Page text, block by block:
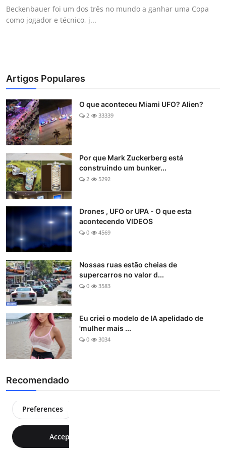
Beckenbauer foi um dos três no mundo a ganhar uma Copa
como jogador e técnico, j...
Artigos Populares
O que aconteceu Miami UFO? Alien?
2 33339
Por que Mark Zuckerberg está
construindo um bunker...
2 5292
Drones , UFO or UPA - O que esta
acontecendo VIDEOS
0 4569
Nossas ruas estão cheias de
supercarros no valor d...
0 3583
Eu criei o modelo de IA apelidado de
'mulher mais ...
0 3034
Recomendado